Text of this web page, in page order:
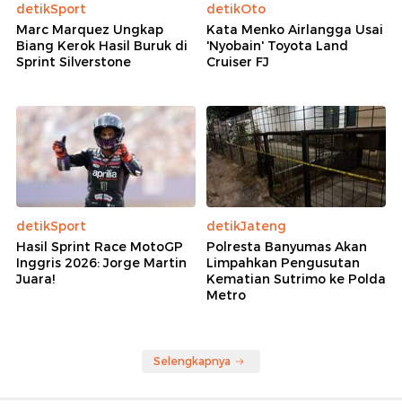
detikSport
Marc Marquez Ungkap
Biang Kerok Hasil Buruk di
Sprint Silverstone
detikOto
Kata Menko Airlangga Usai
'Nyobain' Toyota Land
Cruiser FJ
detikSport
Hasil Sprint Race MotoGP
Inggris 2026: Jorge Martin
Juara!
detikJateng
Polresta Banyumas Akan
Limpahkan Pengusutan
Kematian Sutrimo ke Polda
Metro
Selengkapnya